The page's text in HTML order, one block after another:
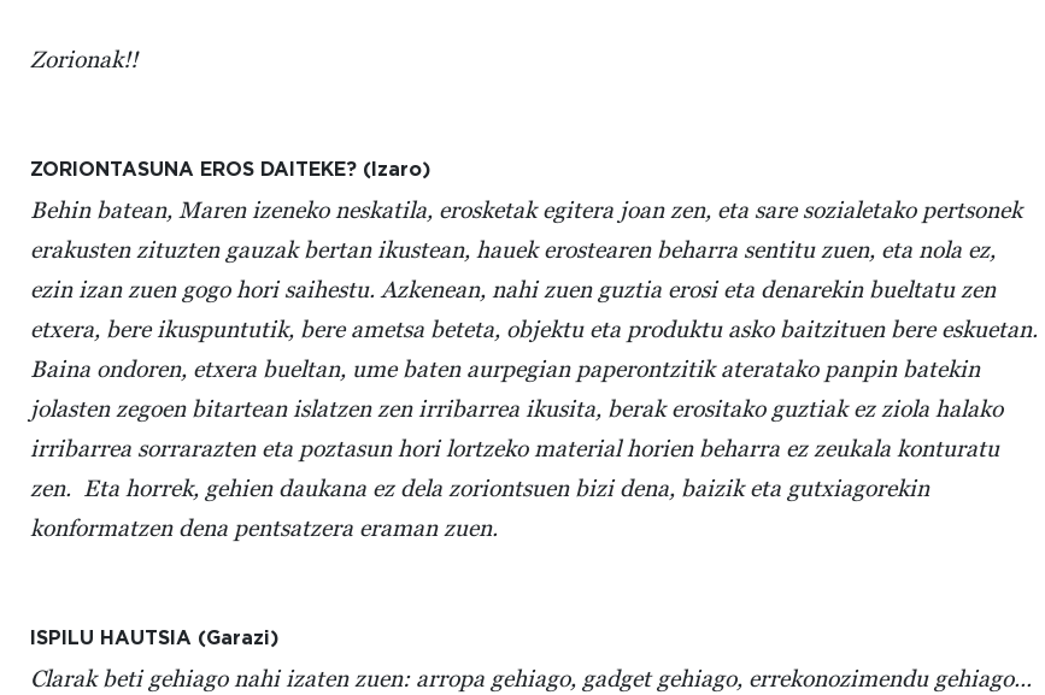
Zorionak!!
ZORIONTASUNA EROS DAITEKE? (Izaro)
Behin batean, Maren izeneko neskatila, erosketak egitera joan zen, eta sare sozialetako pertsonek
erakusten zituzten gauzak bertan ikustean, hauek erostearen beharra sentitu zuen, eta nola ez,
ezin izan zuen gogo hori saihestu. Azkenean, nahi zuen guztia erosi eta denarekin bueltatu zen
etxera, bere ikuspuntutik, bere ametsa beteta, objektu eta produktu asko baitzituen bere eskuetan.
Baina ondoren, etxera bueltan, ume baten aurpegian paperontzitik ateratako panpin batekin
jolasten zegoen bitartean islatzen zen irribarrea ikusita, berak erositako guztiak ez ziola halako
irribarrea sorrarazten eta poztasun hori lortzeko material horien beharra ez zeukala konturatu
zen. Eta horrek, gehien daukana ez dela zoriontsuen bizi dena, baizik eta gutxiagorekin
konformatzen dena pentsatzera eraman zuen.
ISPILU HAUTSIA (Garazi)
Clarak beti gehiago nahi izaten zuen: arropa gehiago, gadget gehiago, errekonozimendu gehiago...